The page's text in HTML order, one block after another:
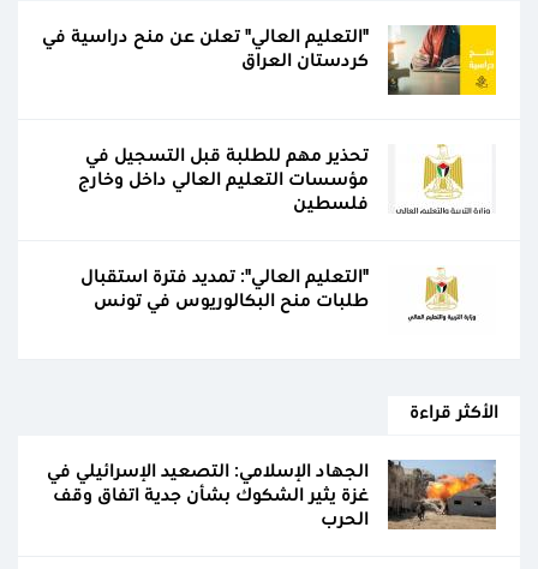
"التعليم العالي" تعلن عن منح دراسية في
كردستان العراق
تحذير مهم للطلبة قبل التسجيل في
مؤسسات التعليم العالي داخل وخارج
فلسطين
"التعليم العالي": تمديد فترة استقبال
طلبات منح البكالوريوس في تونس
الأكثر قراءة
الجهاد الإسلامي: التصعيد الإسرائيلي في
غزة يثير الشكوك بشأن جدية اتفاق وقف
الحرب